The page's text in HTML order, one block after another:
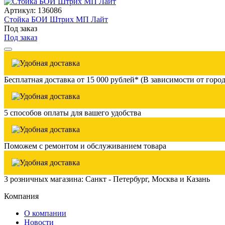
Артикул: 136086
Стойка БОИ Штрих МП Лайт
Под заказ
Под заказ
Бесплатная доставка от 15 000 рублей* (В зависимости от
5 способов оплаты для вашего удобства
Поможем с ремонтом и обслуживанием товара
3 розничных магазина: Санкт - Петербург, Москва и Казань
Компания
О компании
Новости